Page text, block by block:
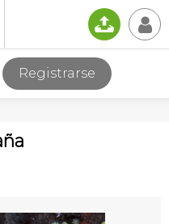
📤 👤
Registrarse